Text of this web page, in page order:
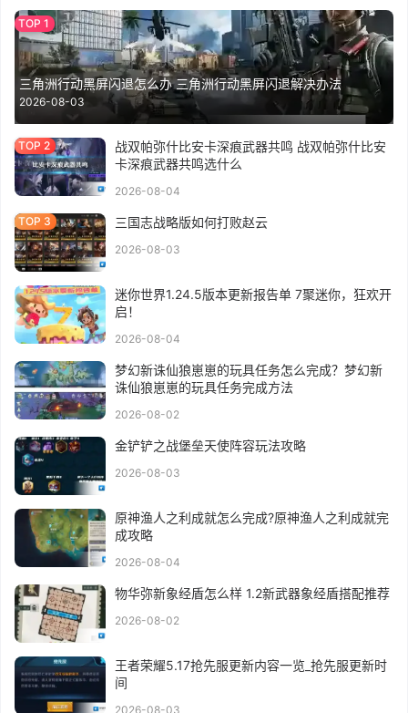
三角洲行动黑屏闪退怎么办 三角洲行动黑屏闪退解决办法
2026-08-03
战双帕弥什比安卡深痕武器共鸣 战双帕弥什比安
卡深痕武器共鸣选什么
2026-08-04
三国志战略版如何打败赵云
2026-08-03
迷你世界1.24.5版本更新报告单 7聚迷你，狂欢开
启！
2026-08-04
梦幻新诛仙狼崽崽的玩具任务怎么完成？梦幻新
诛仙狼崽崽的玩具任务完成方法
2026-08-02
金铲铲之战堡垒天使阵容玩法攻略
2026-08-03
原神渔人之利成就怎么完成?原神渔人之利成就完
成攻略
2026-08-04
物华弥新象经盾怎么样 1.2新武器象经盾搭配推荐
2026-08-02
王者荣耀5.17抢先服更新内容一览_抢先服更新时
间
2026-08-03